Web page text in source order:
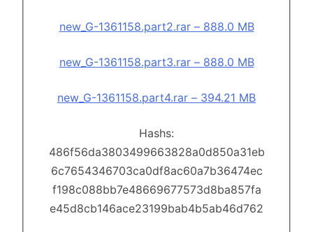
new_G-1361158.part2.rar – 888.0 MB
new_G-1361158.part3.rar – 888.0 MB
new_G-1361158.part4.rar – 394.21 MB
Hashs:
486f56da3803499663828a0d850a31eb
6c7654346703ca0df8ac60a7b36474ec
f198c088bb7e48669677573d8ba857fa
e45d8cb146ace23199bab4b5ab46d762